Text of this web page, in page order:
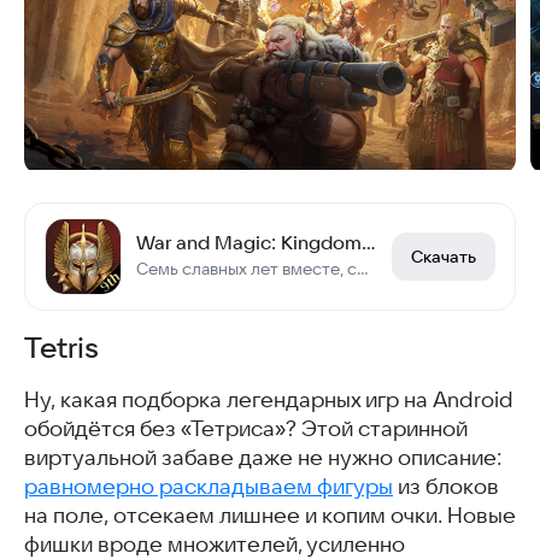
War and Magic: Kingdom Reborn
Семь славных лет вместе, сражения бок о бок с союзниками!
Скачать
Tetris
Ну, какая подборка легендарных игр на Android
обойдётся без «Тетриса»? Этой старинной
виртуальной забаве даже не нужно описание:
равномерно раскладываем фигуры из блоков
на поле, отсекаем лишнее и копим очки. Новые
фишки вроде множителей, усиленно